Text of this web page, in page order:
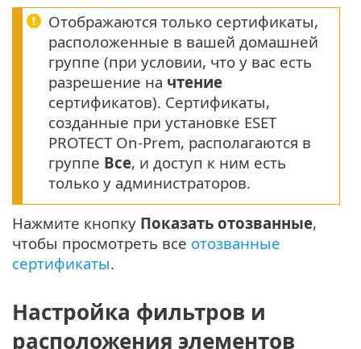
Отображаются только сертификаты,
расположенные в вашей домашней
группе (при условии, что у вас есть
разрешение на чтение
сертификатов). Сертификаты,
созданные при установке ESET
PROTECT On-Prem, располагаются в
группе Все, и доступ к ним есть
только у администраторов.
Нажмите кнопку Показать отозванные,
чтобы просмотреть все отозванные
сертификаты.
Настройка фильтров и
расположения элементов